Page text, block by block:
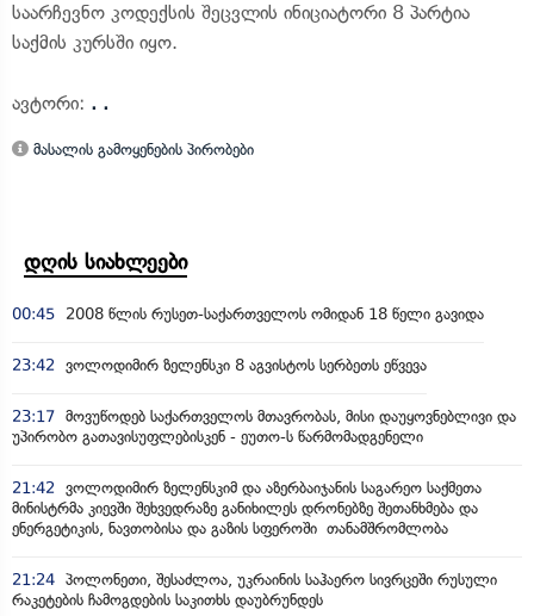
საარჩევნო კოდექსის შეცვლის ინიციატორი 8 პარტია
საქმის კურსში იყო.
ავტორი: . .
მასალის გამოყენების პირობები
დღის სიახლეები
00:45 2008 წლის რუსეთ-საქართველოს ომიდან 18 წელი გავიდა
23:42 ვოლოდიმირ ზელენსკი 8 აგვისტოს სერბეთს ეწვევა
23:17 მოვუწოდებ საქართველოს მთავრობას, მისი დაუყოვნებლივი და
უპირობო გათავისუფლებისკენ - ეუთო-ს წარმომადგენელი
21:42 ვოლოდიმირ ზელენსკიმ და აზერბაიჯანის საგარეო საქმეთა
მინისტრმა კიევში შეხვედრაზე განიხილეს დრონებზე შეთანხმება და
ენერგეტიკის, ნავთობისა და გაზის სფეროში თანამშრომლობა
21:24 პოლონეთი, შესაძლოა, უკრაინის საჰაერო სივრცეში რუსული
რაკეტების ჩამოგდების საკითხს დაუბრუნდეს